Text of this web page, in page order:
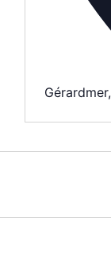
Gérardmer,